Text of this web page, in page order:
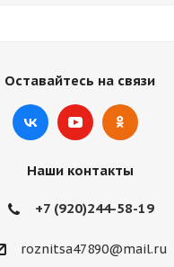
Оставайтесь на связи
Наши контакты
+7 (920)244-58-19
roznitsa47890@mail.ru